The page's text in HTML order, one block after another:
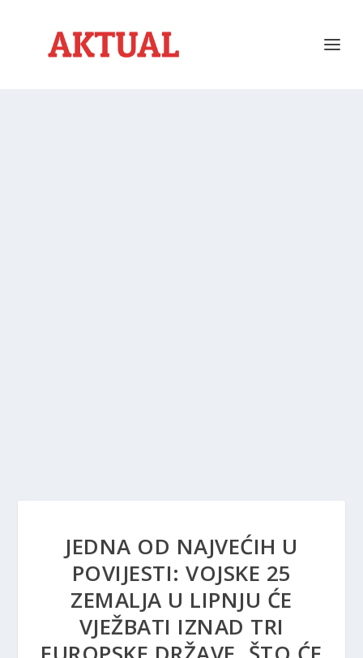
JEDNA OD NAJVEĆIH U
POVIJESTI: VOJSKE 25
ZEMALJA U LIPNJU ĆE
VJEŽBATI IZNAD TRI